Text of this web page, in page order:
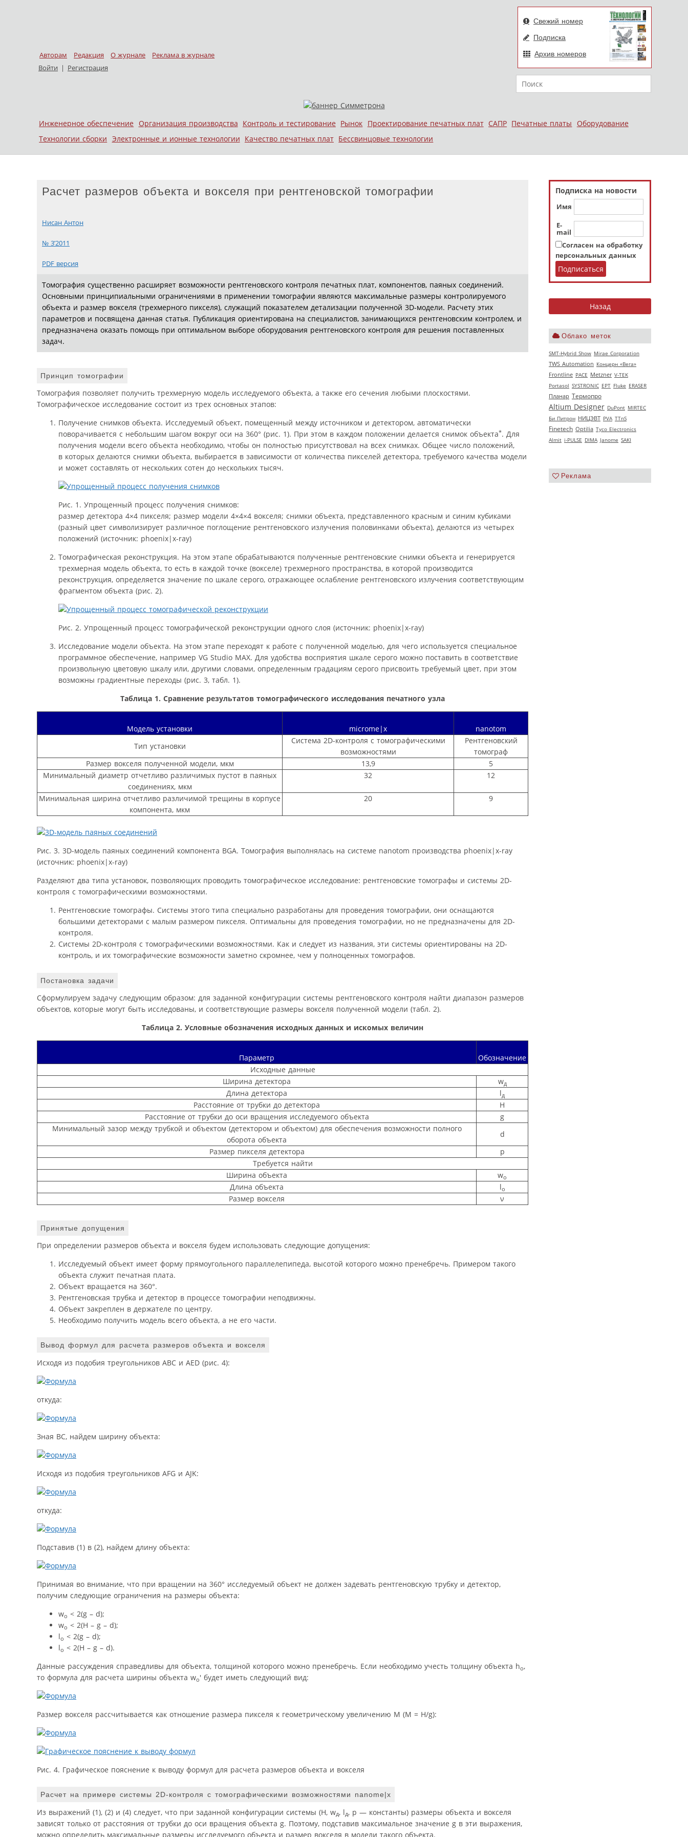
Авторам Редакция О журнале
Реклама в журнале
Войти | Регистрация
Свежий номер
Подписка
Архив номеров
Поиск
Меню
Skip to content
Инженерное обеспечение Организация производства Контроль и тестирование Рынок Проектирование печатных плат САПР Печатные платы
Оборудование
Технологии сборки Электронные и ионные технологии Качество печатных плат Бессвинцовые технологии
Подписка на новости
Имя
E-
mail
Согласен на обработку
персональных данных
Облако меток
SMT-Hybrid Show Mirae Corporation
TWS Automation Концерн «Вега»
Frontline РАСЕ Metzner V‑TEK
Portasol SYSTRONIC EPT Fluke ERASER
Планар Термопро
Altium Designer DuPont MIRTEC
Би Питрон НИЦЭВТ PVA TTnS
Finetech Optilia Tyco Electronics
Almit i-PULSE DIMA Janome SAKI
Реклама
Расчет размеров объекта и вокселя при рентгеновской томографии
Нисан Антон
№ 3’2011
PDF версия
Томография существенно расширяет возможности рентгеновского контроля печатных плат, компонентов, паяных соединений.
Основными принципиальными ограничениями в применении томографии являются максимальные размеры контролируемого
объекта и размер вокселя (трехмерного пикселя), служащий показателем детализации полученной 3D-модели. Расчету этих
параметров и посвящена данная статья. Публикация ориентирована на специалистов, занимающихся рентгеновским контролем, и
предназначена оказать помощь при оптимальном выборе оборудования рентгеновского контроля для решения поставленных
задач.
Принцип томографии
Томография позволяет получить трехмерную модель исследуемого объекта, а также его сечения любыми плоскостями.
Томографическое исследование состоит из трех основных этапов:
Получение снимков объекта. Исследуемый объект, помещенный между источником и детектором, автоматически
поворачивается с небольшим шагом вокруг оси на 360° (рис. 1). При этом в каждом положении делается снимок объекта*. Для
получения модели всего объекта необходимо, чтобы он полностью присутствовал на всех снимках. Общее число положений,
в которых делаются снимки объекта, выбирается в зависимости от количества пикселей детектора, требуемого качества модели
и может составлять от нескольких сотен до нескольких тысяч.
Рис. 1. Упрощенный процесс получения снимков:
размер детектора 4×4 пикселя; размер модели 4×4×4 вокселя; снимки объекта, представленного красным и синим кубиками
(разный цвет символизирует различное поглощение рентгеновского излучения половинками объекта), делаются из четырех
положений (источник: phoenix|x-ray)
Томографическая реконструкция. На этом этапе обрабатываются полученные рентгеновские снимки объекта и генерируется
трехмерная модель объекта, то есть в каждой точке (вокселе) трехмерного пространства, в которой производится
реконструкция, определяется значение по шкале серого, отражающее ослабление рентгеновского излучения соответствующим
фрагментом объекта (рис. 2).
Рис. 2. Упрощенный процесс томографической реконструкции одного слоя (источник: phoenix|x-ray)
Исследование модели объекта. На этом этапе переходят к работе с полученной моделью, для чего используется специальное
программное обеспечение, например VG Studio MAX. Для удобства восприятия шкале серого можно поставить в соответствие
произвольную цветовую шкалу или, другими словами, определенным градациям серого присвоить требуемый цвет, при этом
возможны градиентные переходы (рис. 3, табл. 1).
Таблица 1. Сравнение результатов томографического исследования печатного узла
Модель установки microme|x
nanotom
Тип установки
Система 2D-контроля с томографическими
возможностями
Рентгеновский
томограф
Размер вокселя полученной модели, мкм
13,9
5
Минимальный диаметр отчетливо различимых пустот в паяных
соединениях, мкм
32 12
Минимальная ширина отчетливо различимой трещины в корпусе
компонента, мкм
20 9
Рис. 3. 3D-модель паяных соединений компонента BGA. Томография выполнялась на системе nanotom производства phoenix|x-ray
(источник: phoenix|x-ray)
Разделяют два типа установок, позволяющих проводить томографическое исследование: рентгеновские томографы и системы 2D-
контроля с томографическими возможностями.
Рентгеновские томографы. Системы этого типа специально разработаны для проведения томографии, они оснащаются
большими детекторами с малым размером пикселя. Оптимальны для проведения томографии, но не предназначены для 2D-
контроля.
Системы 2D-контроля с томографическими возможностями. Как и следует из названия, эти системы ориентированы на 2D-
контроль, и их томографические возможности заметно скромнее, чем у полноценных томографов.
Постановка задачи
Сформулируем задачу следующим образом: для заданной конфигурации системы рентгеновского контроля найти диапазон размеров
объектов, которые могут быть исследованы, и соответствующие размеры вокселя полученной модели (табл. 2).
Таблица 2. Условные обозначения исходных данных и искомых величин
Параметр
Обозначение
Исходные данные
Ширина детектора
wд
Длина детектора lд
Расстояние от трубки до детектора
H
Расстояние от трубки до оси вращения исследуемого объекта
g
Минимальный зазор между трубкой и объектом (детектором и объектом) для обеспечения возможности полного
оборота объекта
d
Размер пикселя детектора
p
Требуется найти
Ширина объекта
wо
Длина объекта lо
Размер вокселя ν
Принятые допущения
При определении размеров объекта и вокселя будем использовать следующие допущения:
Исследуемый объект имеет форму прямоугольного параллелепипеда, высотой которого можно пренебречь. Примером такого
объекта служит печатная плата.
Объект вращается на 360°.
Рентгеновская трубка и детектор в процессе томографии неподвижны.
Объект закреплен в держателе по центру.
Необходимо получить модель всего объекта, а не его части.
Вывод формул для расчета размеров объекта и вокселя
Исходя из подобия треугольников ABC и AED (рис. 4):
откуда:
Зная BC, найдем ширину объекта:
Исходя из подобия треугольников AFG и AJK:
откуда:
Подставив (1) в (2), найдем длину объекта:
Принимая во внимание, что при вращении на 360° исследуемый объект не должен задевать рентгеновскую трубку и детектор,
получим следующие ограничения на размеры объекта:
wо < 2(g – d);
wо < 2(H – g – d);
lо < 2(g – d);
lо < 2(H – g – d).
Данные рассуждения справедливы для объекта, толщиной которого можно пренебречь. Если необходимо учесть толщину объекта ho,
то формула для расчета ширины объекта wo′ будет иметь следующий вид:
Размер вокселя рассчитывается как отношение размера пикселя к геометрическому увеличению M (M = H/g):
Рис. 4. Графическое пояснение к выводу формул для расчета размеров объекта и вокселя
Расчет на примере системы 2D-контроля с томографическими возможностями nanome|x
Из выражений (1), (2) и (4) следует, что при заданной конфигурации системы (H, wд, lд, p — константы) размеры объекта и вокселя
зависят только от расстояния от трубки до оси вращения объекта g. Поэтому, подставив максимальное значение g в эти выражения,
можно определить максимальные размеры исследуемого объекта и размер вокселя в модели такого объекта.